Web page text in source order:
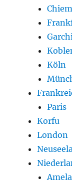
Köln
Paris
Korfu
London